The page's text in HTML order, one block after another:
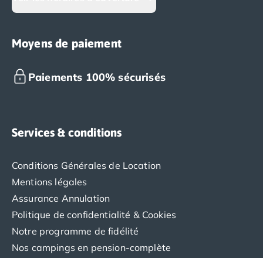
Moyens de paiement
Paiements 100% sécurisés
Services & conditions
Conditions Générales de Location
Mentions légales
Assurance Annulation
Politique de confidentialité & Cookies
Notre programme de fidélité
Nos campings en pension-complète